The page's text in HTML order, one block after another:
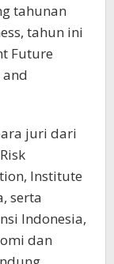
tahunan
tahun ini
Future
and
juri dari
Institute
serta
Indonesia,
dan